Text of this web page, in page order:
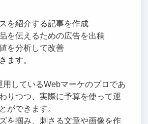
を紹介する記事を作成
を伝えるための広告を出稿
を分析して改善
ます。
用しているWebマーケのプロであ
りつつ、実際に予算を使って運
ができます。
を掴み、刺さる文章や画像を作